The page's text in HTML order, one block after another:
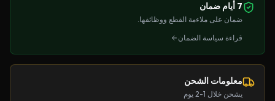
7 أيام ضمان
ضمان على ملاءمة القطع ووظائفها.
قراءة سياسة الضمان
معلومات الشحن
يشحن خلال 1-2 يوم